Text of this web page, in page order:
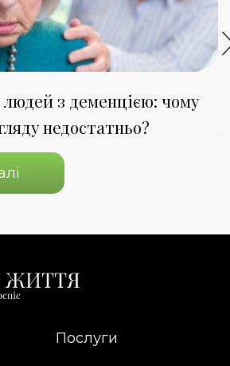
з деменцією: чому
недостатньо?
Послуги